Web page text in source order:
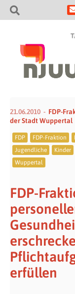
21.06.2010
FDP-
der Stadt Wuppertal
FDP FDP-Fraktion
Jugendliche
Kinder
Wuppertal
FDP-
erfüllen